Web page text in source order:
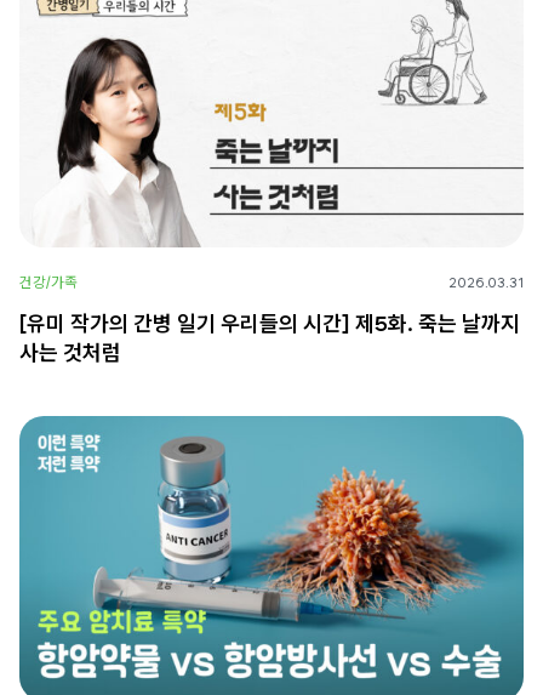
건강/가족 2026.03.31
[유미 작가의 간병 일기 우리들의 시간] 제5화. 죽는 날까지
사는 것처럼